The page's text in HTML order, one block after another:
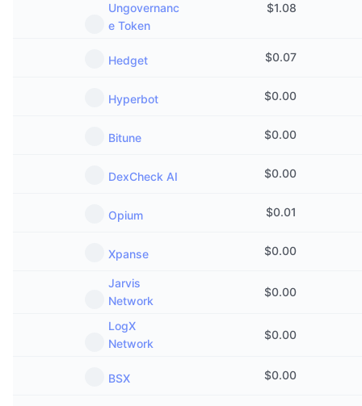
Ungovernanc
e Token
$1.08
Hedget $0.07
Hyperbot $0.00
Bitune $0.00
DexCheck AI $0.00
Opium $0.01
Xpanse $0.00
Jarvis
Network
$0.00
LogX
Network
$0.00
BSX $0.00